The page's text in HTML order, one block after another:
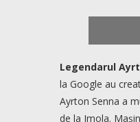
Legendarul
la Google au
Ayrton Senna a
de la Imola.